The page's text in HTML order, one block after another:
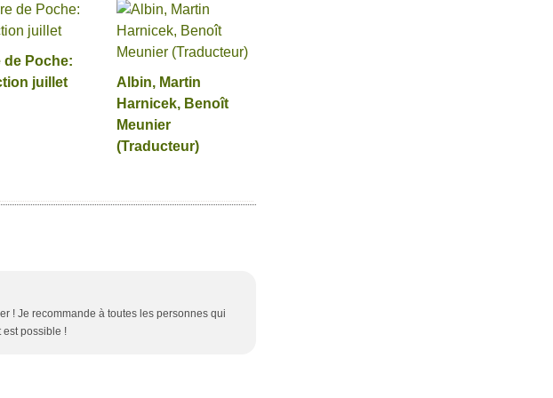
de Poche:
juillet
Albin, Martin
Harnicek, Benoît
Meunier
(Traducteur)
! Je recommande à toutes les personnes qui
est possible !